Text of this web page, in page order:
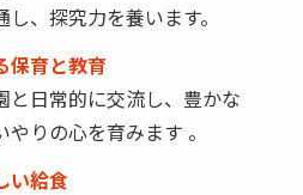
、探究力を養います。
保育と教育
と日常的に交流し、豊かな
りの心を育みます 。
い給食